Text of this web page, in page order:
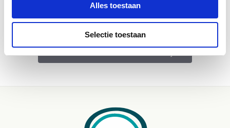
Alles toestaan
Selectie toestaan
WEES DE EERSTE OM EEN REVIEW TE SCHRIJVEN